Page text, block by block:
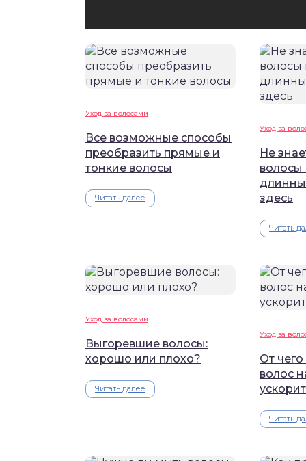
Уход за волосами
Все возможные способы
преобразить прямые и
тонкие волосы
Читать далее
Уход за
Не
волосы
здесь
Читать
Уход за волосами
Выгоревшие волосы:
хорошо или плохо?
Читать далее
Уход за
От чего
волос
Читать